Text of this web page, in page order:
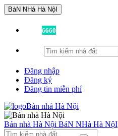
BáN NHà Hà NộI
6660
Đăng nhập
Đăng ký
Đăng tin miễn phí
Bán nhà Hà Nội BáN NHà Hà NộI